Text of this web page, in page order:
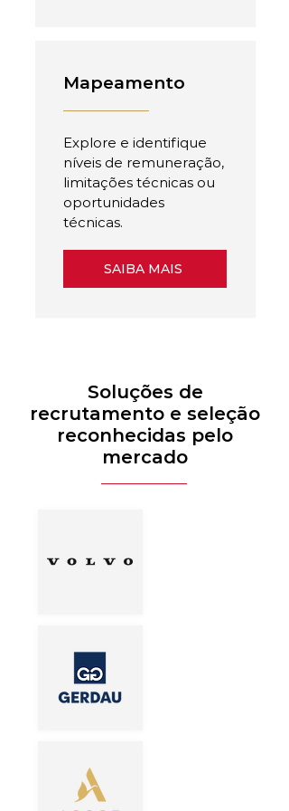
Mapeamento
Explore e identifique
níveis de remuneração,
limitações técnicas ou
oportunidades
técnicas.
SAIBA MAIS
Soluções de
recrutamento e seleção
reconhecidas pelo
mercado